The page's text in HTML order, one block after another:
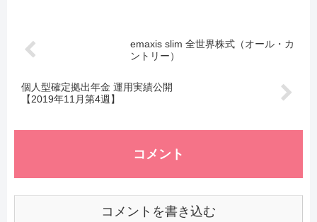
emaxis slim 全世界株式（オール・カ
ントリー）
個人型確定拠出年金 運用実績公開
【2019年11月第4週】
コメント
コメントを書き込む